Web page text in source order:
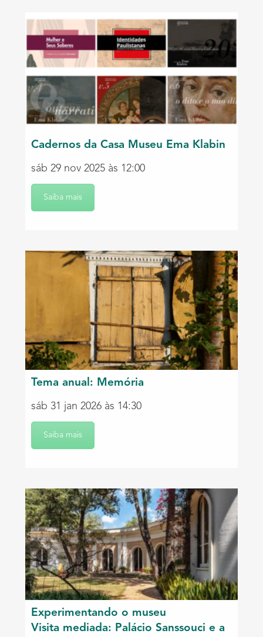
Cadernos da Casa Museu Ema Klabin
sáb 29 nov 2025 às 12:00
Saiba mais
Tema anual: Memória
sáb 31 jan 2026 às 14:30
Saiba mais
Experimentando o museu
Visita mediada: Palácio Sanssouci e a